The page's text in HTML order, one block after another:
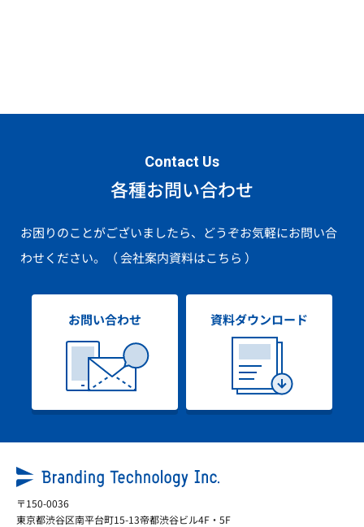
Contact Us
各種お問い合わせ
お困りのことがございましたら、どうぞお気軽にお問い合
わせください。
（ 会社案内資料はこちら ）
お問い合わせ 資料ダウンロード
〒150-0036
東京都渋谷区南平台町15-13帝都渋谷ビル4F・5F